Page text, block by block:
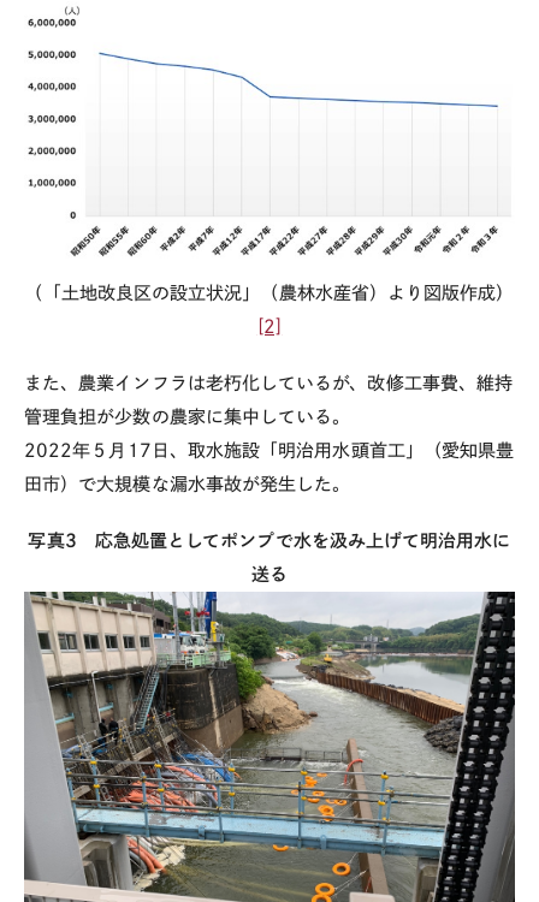
（「土地改良区の設立状況」（農林水産省）より図版作成）
[2]
また、農業インフラは老朽化しているが、改修工事費、維持
管理負担が少数の農家に集中している。
2022年５月 17 日、取水施設「明治用水頭首工」（愛知県豊
田市）で大規模な漏水事故が発生した。
写真3 応急処置としてポンプで水を汲み上げて明治用水に
送る